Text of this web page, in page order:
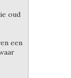
oud
een